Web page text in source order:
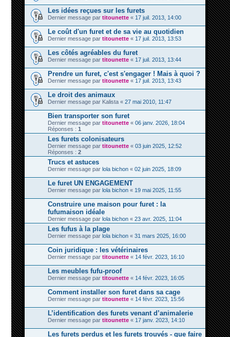
Les idées reçues sur les furets
Dernier message par titounette« 17 juil. 2013, 14:00
Le coût d'un furet et de sa vie au quotidien
Dernier message par titounette« 17 juil. 2013, 13:53
Les côtés agréables du furet
Dernier message par titounette« 17 juil. 2013, 13:44
Prendre un furet, c'est s'engager ! Mais à quoi ?
Dernier message par titounette« 17 juil. 2013, 13:43
Le droit des animaux
Dernier message par Kalista« 27 mai 2010, 11:47
Bien transporter son furet
Dernier message par titounette« 06 janv. 2026, 18:04
Réponses : 1
Les furets colonisateurs
Dernier message par titounette« 03 juin 2025, 12:52
Réponses : 2
Trucs et astuces
Dernier message par lola bichon« 02 juin 2025, 18:09
Le furet UN ENGAGEMENT
Dernier message par lola bichon« 19 mai 2025, 11:55
Construire une maison pour furet : la
fufumaison idéale
Dernier message par lola bichon« 23 avr. 2025, 11:04
Les fufus à la plage
Dernier message par lola bichon« 31 mars 2025, 16:00
Coin juridique : les vétérinaires
Dernier message par titounette« 14 févr. 2023, 16:10
Les meubles fufu-proof
Dernier message par titounette« 14 févr. 2023, 16:05
Comment installer son furet dans sa cage
Dernier message par titounette« 14 févr. 2023, 15:56
L’identification des furets venant d’animalerie
Dernier message par titounette« 17 janv. 2023, 14:10
Les furets perdus et les furets trouvés - que faire